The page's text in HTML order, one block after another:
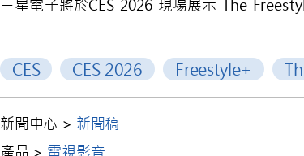
三星電子將於CES 2026 現場展示 The
CES CES 2026 Freestyle+
新聞中心 > 新聞稿
產品 > 電視影音